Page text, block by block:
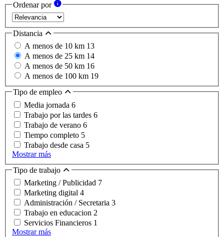
Ordenar por
Distancia
A menos de 10 km 13
A menos de 25 km 14
A menos de 50 km 16
A menos de 100 km 19
Tipo de empleo
Media jornada 6
Trabajo por las tardes 6
Trabajo de verano 6
Tiempo completo 5
Trabajo desde casa 5
Mostrar más
Tipo de trabajo
Marketing / Publicidad 7
Marketing digital 4
Administración / Secretaria 3
Trabajo en educacion 2
Servicios Financieros 1
Mostrar más